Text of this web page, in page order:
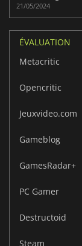
21/05/2024
ÉVALUATION
Metacritic
Opencritic
Jeuxvideo.com
Gameblog
GamesRadar+
PC Gamer
Destructoid
Steam